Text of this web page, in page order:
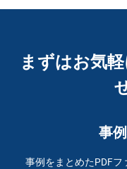
まずはお気
事
事例をまとめたPDFフ